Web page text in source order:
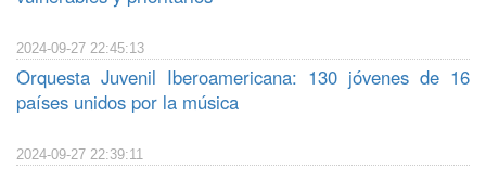
2024-09-27 22:45:13
Orquesta Juvenil Iberoamericana: 130 jóvenes de 16
países unidos por la música
2024-09-27 22:39:11